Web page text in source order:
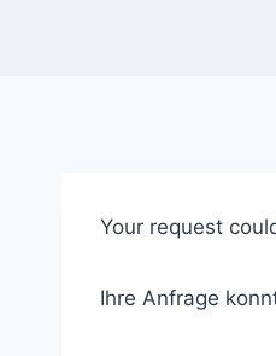
Your request
Ihre Anfrage